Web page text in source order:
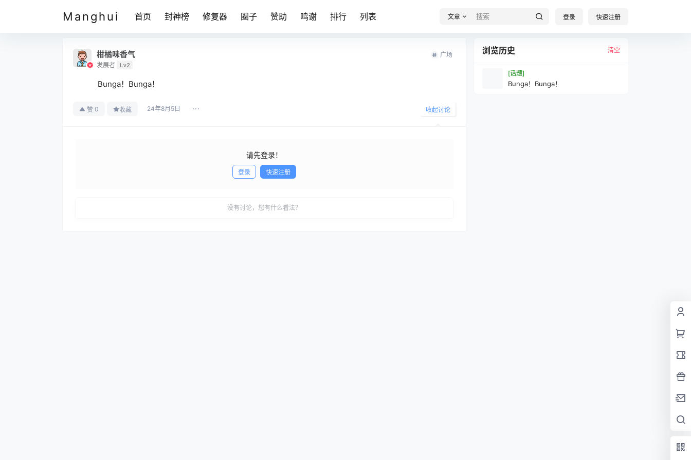
Manghui 首页 封神榜 修复器 圈子 赞助 鸣谢 排行 列表 文章 登录 快速注册
柑橘味香气
发展者 Lv2
广场
Bunga！Bunga！
赞 0 收藏 24年8月5日 收起讨论
请先登录！
登录 快速注册
没有讨论，您有什么看法？
浏览历史 清空
[话题]
Bunga！Bunga！